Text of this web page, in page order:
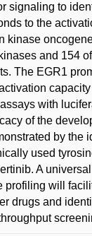
signaling to
to the
kinase
and 154
The EGR1
with
of the
by the
used
A
profiling will
drugs and